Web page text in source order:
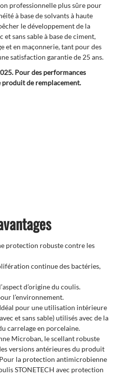
professionnelle plus sûre pour
à base de solvants à haute
le développement de la
sans sable à base de ciment,
et en maçonnerie, tant pour des
satisfaction garantie de 25 ans.
Pour des performances
de remplacement.
protection robuste contre les
continue des bactéries,
d’origine du coulis.
l’environnement.
pour une utilisation intérieure
et sans sable) utilisés avec de la
carrelage en porcelaine.
Microban, le scellant robuste
versions antérieures du produit
la protection antimicrobienne
STONETECH avec protection